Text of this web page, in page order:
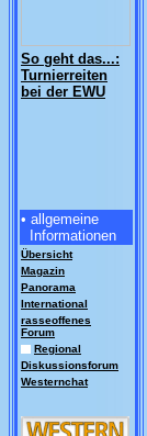
So geht das...:
Turnierreiten
bei der EWU
• allgemeine
Informationen
Übersicht
Magazin
Panorama
International
rasseoffenes
Forum
Regional
Diskussionsforum
Westernchat